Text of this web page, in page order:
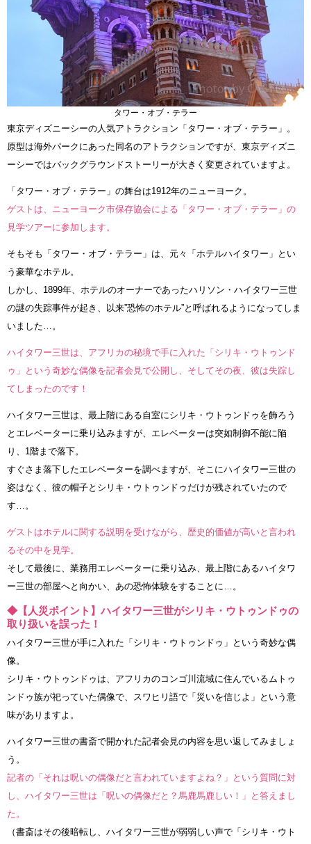
タワー・オブ・テラー
東京ディズニーシーの人気アトラクション「タワー・オブ・テラー」。
原型は海外パークにあった同名のアトラクションですが、東京ディズニ
ーシーではバックグラウンドストーリーが大きく変更されていますよ。
「タワー・オブ・テラー」の舞台は1912年のニューヨーク。
ゲストは、ニューヨーク市保存協会による「タワー・オブ・テラー」の
見学ツアーに参加します。
そもそも「タワー・オブ・テラー」は、元々「ホテルハイタワー」とい
う豪華なホテル。
しかし、1899年、ホテルのオーナーであったハリソン・ハイタワー三世
の謎の失踪事件が起き、以来”恐怖のホテル”と呼ばれるようになってしま
いました…。
ハイタワー三世は、アフリカの秘境で手に入れた「シリキ・ウトゥンド
ゥ」という奇妙な偶像を記者会見で公開し、そしてその夜、彼は失踪し
てしまったのです！
ハイタワー三世は、最上階にある自室にシリキ・ウトゥンドゥを飾ろう
とエレベーターに乗り込みますが、エレベーターは突如制御不能に陥
り、1階まで落下。
すぐさま落下したエレベーターを調べますが、そこにハイタワー三世の
姿はなく、彼の帽子とシリキ・ウトゥンドゥだけが残されていたので
す…。
ゲストはホテルに関する説明を受けながら、歴史的価値が高いと言われ
るその中を見学。
そして最後に、業務用エレベーターに乗り込み、最上階にあるハイタワ
ー三世の部屋へと向かい、あの恐怖体験をすることに…。
◆【人災ポイント】ハイタワー三世がシリキ・ウトゥンドゥの
取り扱いを誤った！
ハイタワー三世が手に入れた「シリキ・ウトゥンドゥ」という奇妙な偶
像。
シリキ・ウトゥンドゥは、アフリカのコンゴ川流域に住んでいるムトゥ
ンドゥ族が祀っていた偶像で、スワヒリ語で「災いを信じよ」という意
味がありますよ。
ハイタワー三世の書斎で開かれた記者会見の内容を思い返してみましょ
う。
記者の「それは呪いの偶像だと言われていますよね？」という質問に対
し、ハイタワー三世は「呪いの偶像だと？馬鹿馬鹿しい！」と答えまし
た。
（書斎はその後暗転し、ハイタワー三世が弱弱しい声で「シリキ・ウト